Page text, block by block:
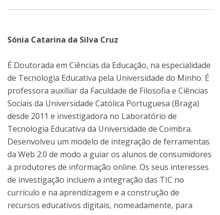
Sónia Catarina da Silva Cruz
É Doutorada em Ciências da Educação, na especialidade
de Tecnologia Educativa pela Universidade do Minho. É
professora auxiliar da Faculdade de Filosofia e Ciências
Sociais da Universidade Católica Portuguesa (Braga)
desde 2011 e investigadora no Laboratório de
Tecnologia Educativa da Universidade de Coimbra.
Desenvolveu um modelo de integração de ferramentas
da Web 2.0 de modo a guiar os alunos de consumidores
a produtores de informação online. Os seus interesses
de investigação incluem a integração das TIC no
currículo e na aprendizagem e a construção de
recursos educativos digitais, nomeadamente, para